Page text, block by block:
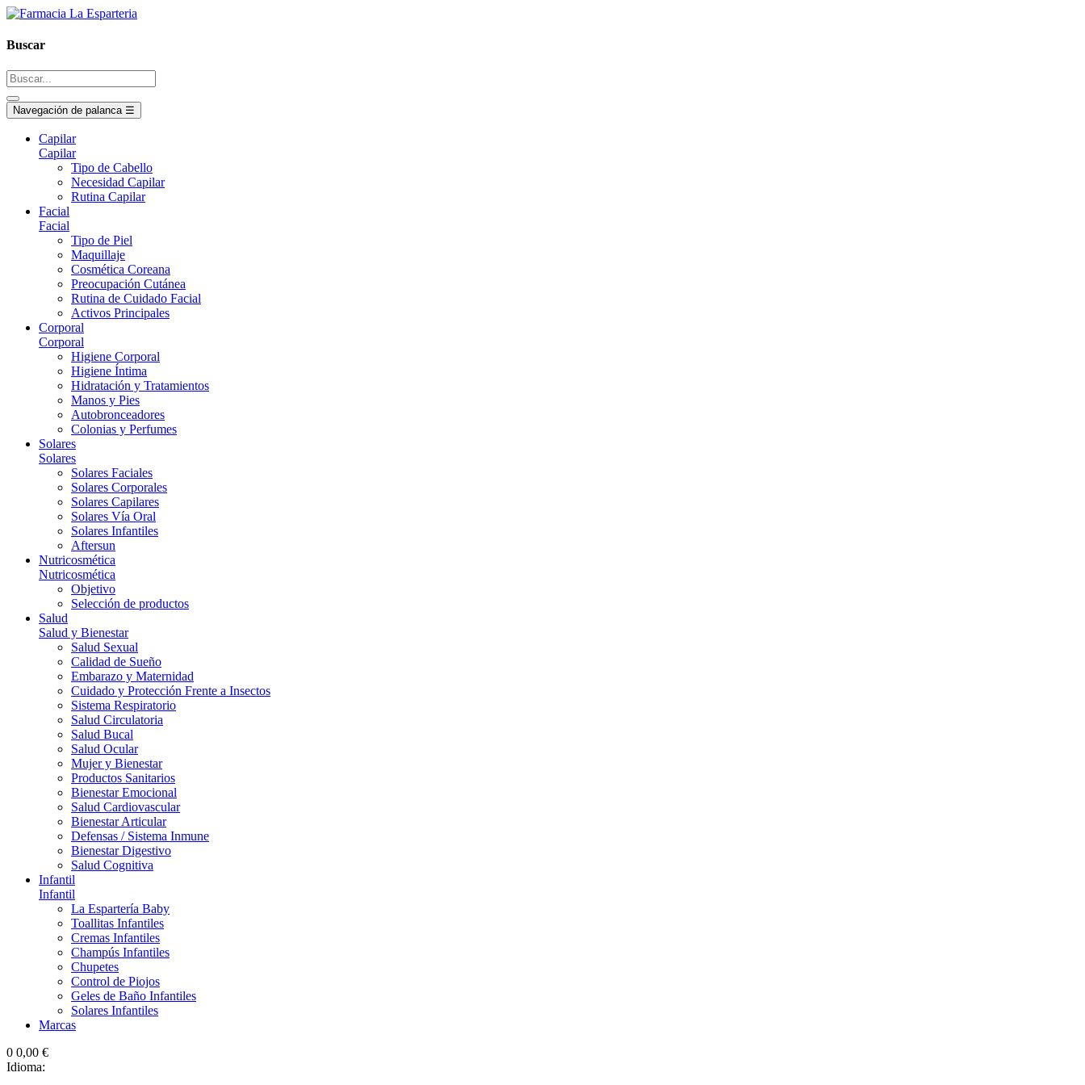
Buscar
Navegación de palanca ☰
Capilar
Capilar
Tipo de Cabello
Necesidad Capilar
Rutina Capilar
Facial
Facial
Tipo de Piel
Maquillaje
Cosmética Coreana
Preocupación Cutánea
Rutina de Cuidado Facial
Activos Principales
Corporal
Corporal
Higiene Corporal
Higiene Íntima
Hidratación y Tratamientos
Manos y Pies
Autobronceadores
Colonias y Perfumes
Solares
Solares
Solares Faciales
Solares Corporales
Solares Capilares
Solares Vía Oral
Solares Infantiles
Aftersun
Nutricosmética
Nutricosmética
Objetivo
Selección de productos
Salud
Salud y Bienestar
Salud Sexual
Calidad de Sueño
Embarazo y Maternidad
Cuidado y Protección Frente a Insectos
Sistema Respiratorio
Salud Circulatoria
Salud Bucal
Salud Ocular
Mujer y Bienestar
Productos Sanitarios
Bienestar Emocional
Salud Cardiovascular
Bienestar Articular
Defensas / Sistema Inmune
Bienestar Digestivo
Salud Cognitiva
Infantil
Infantil
La Espartería Baby
Toallitas Infantiles
Cremas Infantiles
Champús Infantiles
Chupetes
Control de Piojos
Geles de Baño Infantiles
Solares Infantiles
Marcas
0 0,00 €
Idioma: